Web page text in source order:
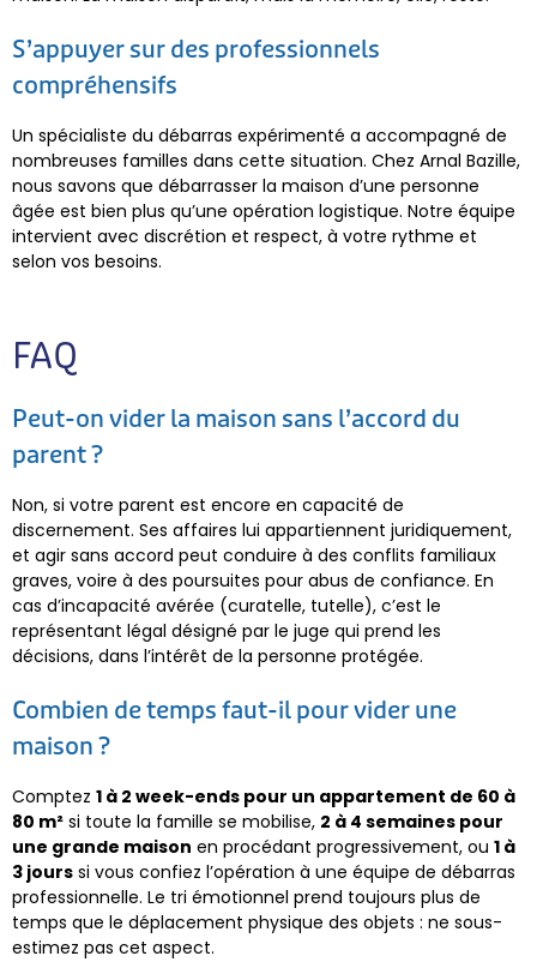
S’appuyer sur des professionnels
compréhensifs
Un spécialiste du débarras expérimenté a accompagné de
nombreuses familles dans cette situation. Chez Arnal Bazille,
nous savons que débarrasser la maison d’une personne
âgée est bien plus qu’une opération logistique. Notre équipe
intervient avec discrétion et respect, à votre rythme et
selon vos besoins.
FAQ
Peut-on vider la maison sans l’accord du
parent ?
Non, si votre parent est encore en capacité de
discernement. Ses affaires lui appartiennent juridiquement,
et agir sans accord peut conduire à des conflits familiaux
graves, voire à des poursuites pour abus de confiance. En
cas d’incapacité avérée (curatelle, tutelle), c’est le
représentant légal désigné par le juge qui prend les
décisions, dans l’intérêt de la personne protégée.
Combien de temps faut-il pour vider une
maison ?
Comptez 1 à 2 week-ends pour un appartement de 60 à
80 m² si toute la famille se mobilise, 2 à 4 semaines pour
une grande maison en procédant progressivement, ou 1 à
3 jours si vous confiez l’opération à une équipe de débarras
professionnelle. Le tri émotionnel prend toujours plus de
temps que le déplacement physique des objets : ne sous-
estimez pas cet aspect.